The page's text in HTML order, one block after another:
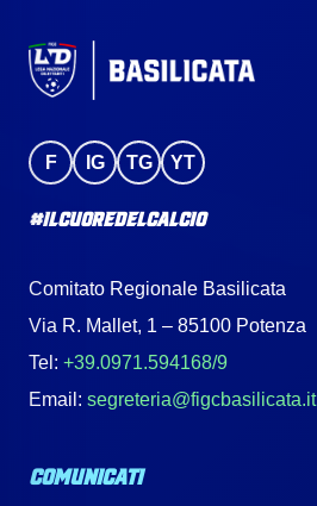
F IG TG YT
#IlCuoreDelCalcio
Comitato Regionale Basilicata
Via R. Mallet, 1 – 85100 Potenza
Tel: +39.0971.594168/9
Email: segreteria@figcbasilicata.it
COMUNICATI